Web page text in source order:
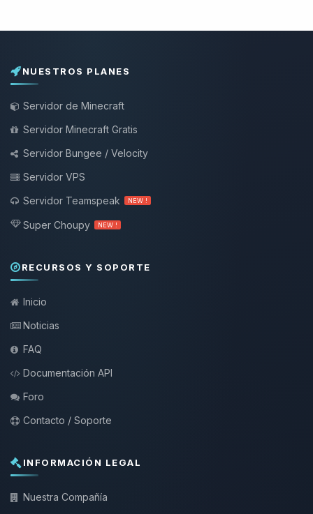
NUESTROS PLANES
Servidor de Minecraft
Servidor Minecraft Gratis
Servidor Bungee / Velocity
Servidor VPS
Servidor Teamspeak
NEW !
Super Choupy NEW !
RECURSOS Y SOPORTE
Inicio
Noticias
FAQ
Documentación API
Foro
Contacto / Soporte
INFORMACIÓN LEGAL
Nuestra Compañía